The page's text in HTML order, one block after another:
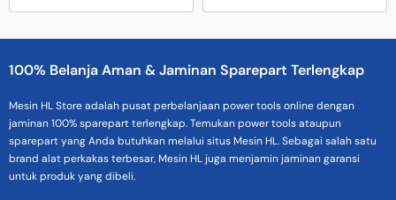
100% Belanja Aman & Jaminan Sparepart Terlengkap
Mesin HL Store adalah pusat perbelanjaan power tools online dengan
jaminan 100% sparepart terlengkap. Temukan power tools ataupun
sparepart yang Anda butuhkan melalui situs Mesin HL. Sebagai salah satu
brand alat perkakas terbesar, Mesin HL juga menjamin jaminan garansi
untuk produk yang dibeli.